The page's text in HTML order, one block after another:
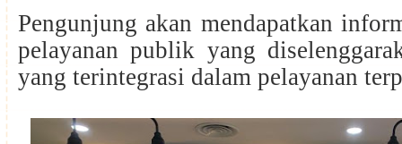
Pengunjung akan mendapatkan
pelayanan publik yang
yang terintegrasi dalam pelayanan